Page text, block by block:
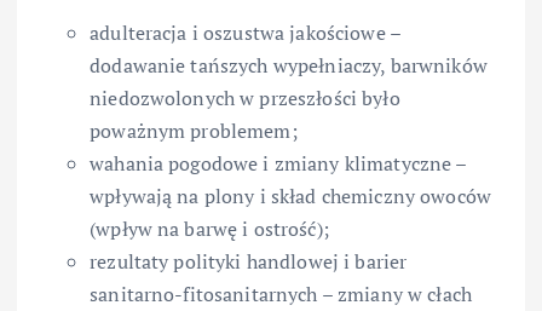
adulteracja i oszustwa jakościowe –
dodawanie tańszych wypełniaczy, barwników
niedozwolonych w przeszłości było
poważnym problemem;
wahania pogodowe i zmiany klimatyczne –
wpływają na plony i skład chemiczny owoców
(wpływ na barwę i ostrość);
rezultaty polityki handlowej i barier
sanitarno-fitosanitarnych – zmiany w cłach